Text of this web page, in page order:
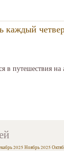
каждый
в путешествия на
2025 Ноябрь 2025